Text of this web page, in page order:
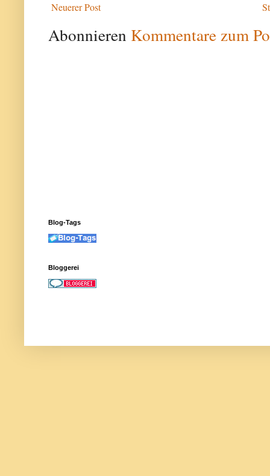
Neuerer Post
Abonnieren Kommentare zum
Blog-Tags
Bloggerei